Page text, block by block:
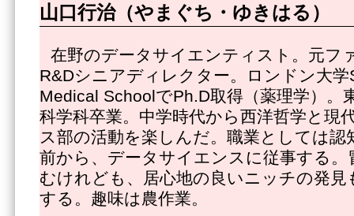
山口行治（やまぐち・ゆきはる）
在野のデータサイエンティスト。元フ
R&Dシニアディレクター。ロンドン大学
Medical SchoolでPh.D取得（薬理学）。
科学科卒業。中学時代から西洋哲学と現
ス部の活動を楽しんだ。職業としては
前から、データサイエンスに従事する
むけれども、居心地の良いニッチの発
する。趣味は農作業。